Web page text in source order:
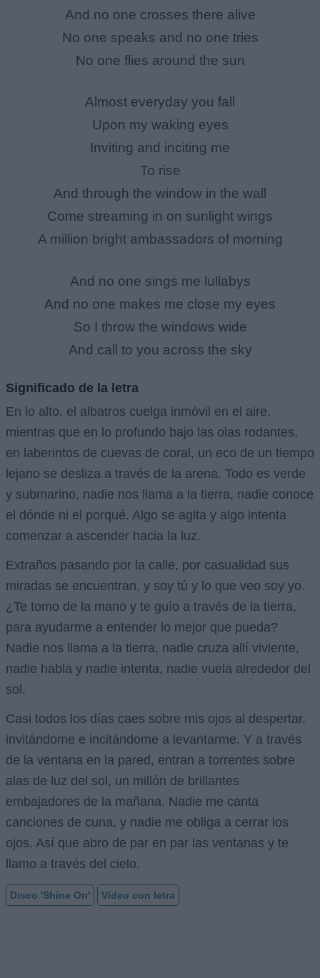
And no one crosses there alive
No one speaks and no one tries
No one flies around the sun
Almost everyday you fall
Upon my waking eyes
Inviting and inciting me
To rise
And through the window in the wall
Come streaming in on sunlight wings
A million bright ambassadors of morning
And no one sings me lullabys
And no one makes me close my eyes
So I throw the windows wide
And call to you across the sky
Significado de la letra
En lo alto, el albatros cuelga inmóvil en el aire,
mientras que en lo profundo bajo las olas rodantes,
en laberintos de cuevas de coral, un eco de un tiempo
lejano se desliza a través de la arena. Todo es verde
y submarino, nadie nos llama a la tierra, nadie conoce
el dónde ni el porqué. Algo se agita y algo intenta
comenzar a ascender hacia la luz.
Extraños pasando por la calle, por casualidad sus
miradas se encuentran, y soy tú y lo que veo soy yo.
¿Te tomo de la mano y te guío a través de la tierra,
para ayudarme a entender lo mejor que pueda?
Nadie nos llama a la tierra, nadie cruza allí viviente,
nadie habla y nadie intenta, nadie vuela alrededor del
sol.
Casi todos los días caes sobre mis ojos al despertar,
invitándome e incitándome a levantarme. Y a través
de la ventana en la pared, entran a torrentes sobre
alas de luz del sol, un millón de brillantes
embajadores de la mañana. Nadie me canta
canciones de cuna, y nadie me obliga a cerrar los
ojos. Así que abro de par en par las ventanas y te
llamo a través del cielo.
Disco 'Shine On' Vídeo con letra